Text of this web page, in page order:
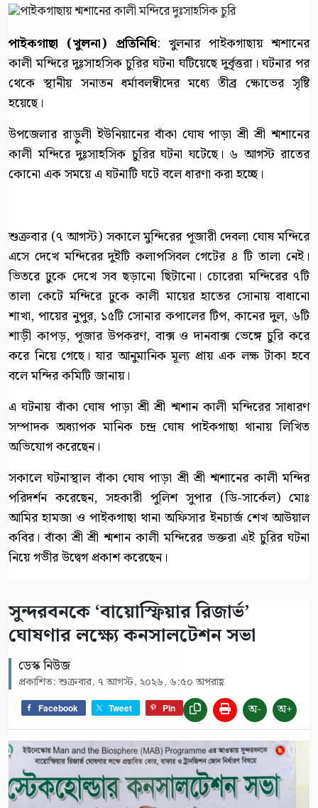
পাইকগাছা (খুলনা) প্রতিনিধি: খুলনার পাইকগাছায় শ্মশানের
কালী মন্দিরে দুঃসাহসিক চুরির ঘটনা ঘটিয়েছে দুর্বৃত্তরা। ঘটনার পর
থেকে স্থানীয় সনাতন ধর্মাবলম্বীদের মধ্যে তীব্র ক্ষোভের সৃষ্টি
হয়েছে।
উপজেলার রাড়ুলী ইউনিয়ানের বাঁকা ঘোষ পাড়া শ্রী শ্রী শ্মশানের
কালী মন্দিরে দুঃসাহসিক চুরির ঘটনা ঘটেছে। ৬ আগস্ট রাতের
কোনো এক সময়ে এ ঘটনাটি ঘটে বলে ধারণা করা হচ্ছে।
শুক্রবার (৭ আগস্ট) সকালে মুন্দিরের পূজারী দেবলা ঘোষ মন্দিরে
এসে দেখে মন্দিরের দুইটি কলাপসিবল গেটের ৪ টি তালা নেই।
ভিতরে ঢুকে দেখে সব ছড়ানো ছিটানো। চোরেরা মন্দিরের ৭টি
তালা কেটে মন্দিরে ঢুকে কালী মায়ের হাতের সোনায় বাধানো
শাখা, পায়ের নুপুর, ১৫টি সোনার কপালের টিপ, কানের দুল, ৬টি
শাড়ী কাপড়, পূজার উপকরণ, বাক্স ও দানবাক্স ভেঙ্গে চুরি করে
করে নিয়ে গেছে। যার আনুমানিক মূল্য প্রায় এক লক্ষ টাকা হবে
বলে মন্দির কমিটি জানায়।
এ ঘটনায় বাঁকা ঘোষ পাড়া শ্রী শ্রী শ্মশান কালী মন্দিরের সাধারণ
সম্পাদক অধ্যাপক মানিক চন্দ্র ঘোষ পাইকগাছা থানায় লিখিত
অভিযোগ করেছেন।
সকালে ঘটনাস্থাল বাঁকা ঘোষ পাড়া শ্রী শ্রী শ্মশানের কালী মন্দির
পরিদর্শন করেছেন, সহকারী পুলিশ সুপার (ডি-সার্কেল) মোঃ
আমির হামজা ও পাইকগাছা থানা অফিসার ইনচার্জ শেখ আউয়াল
কবির। বাঁকা শ্রী শ্রী শ্মশান কালী মন্দিরের ভক্তরা এই চুরির ঘটনা
নিয়ে গভীর উদ্বেগ প্রকাশ করেছেন।
সুন্দরবনকে ‘বায়োস্ফিয়ার রিজার্ভ’
ঘোষণার লক্ষ্যে কনসালটেশন সভা
ডেস্ক নিউজ
প্রকাশিত: শুক্রবার, ৭ আগস্ট, ২০২৬, ৬:৫০ অপরাহ্ণ
Facebook Tweet Pin অ- অ+